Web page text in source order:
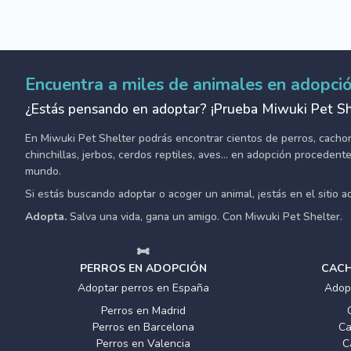
Encuentra a miles de animales en
¿Estás pensando en adoptar? ¡Prueba Miwuki Pet
En Miwuki Pet Shelter podrás encontrar cientos de perros,
chinchillas, jerbos, cerdos reptiles, aves... en adopción
mundo.
Si estás buscando adoptar o acoger un animal, ¡estás en el sitio
Adopta. Salva una vida, gana un amigo. Con Miwuki Pet Shelter.
PERROS EN ADOPCIÓN
Adoptar perros en España
Perros en Madrid
Perros en Barcelona
Perros en Valencia